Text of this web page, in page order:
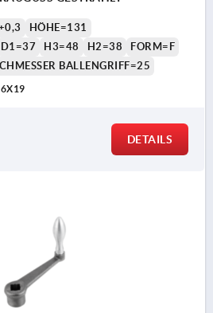
HÖHE=131
D1=37 H3=48 H2=38
FORM=F
BALLENGRIFF=25
DETAILS